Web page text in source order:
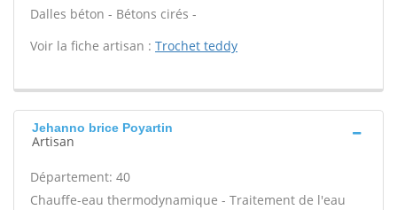
Dalles béton - Bétons cirés -
Voir la fiche artisan : Trochet teddy
Jehanno brice Poyartin
Artisan
Département: 40
Chauffe-eau thermodynamique - Traitement de l'eau